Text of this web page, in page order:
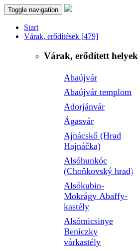
Toggle navigation
Start
Várak, erődítések [479]
Várak, erődített helyek
Abaújvár
Abaújvár templom
Adorjánvár
Ágasvár
Ajnácskő (Hrad
Hajnáčka)
Alsóhunkóc
(Choňkovský hrad)
Alsókubin-
Mokrágy Abaffy-
kastély
Alsómicsinye
Beniczky
várkastély